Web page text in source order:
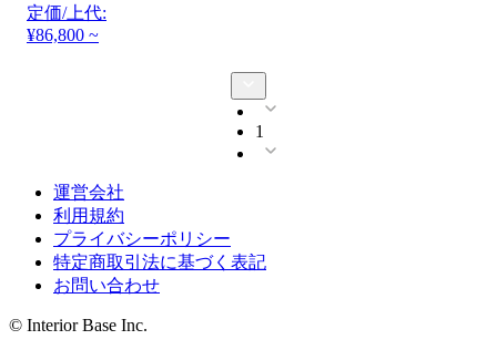
定価/上代:
¥86,800 ~
1
運営会社
利用規約
プライバシーポリシー
特定商取引法に基づく表記
お問い合わせ
© Interior Base Inc.